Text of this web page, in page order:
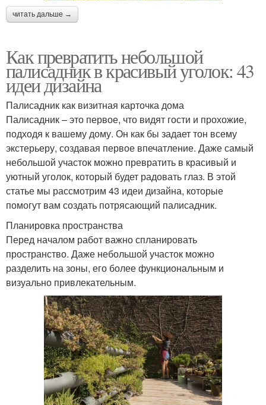
читать дальше →
Как превратить небольшой
палисадник в красивый уголок: 43
идеи дизайна
Палисадник как визитная карточка дома
Палисадник – это первое, что видят гости и прохожие,
подходя к вашему дому. Он как бы задает тон всему
экстерьеру, создавая первое впечатление. Даже самый
небольшой участок можно превратить в красивый и
уютный уголок, который будет радовать глаз. В этой
статье мы рассмотрим 43 идеи дизайна, которые
помогут вам создать потрясающий палисадник.
Планировка пространства
Перед началом работ важно спланировать
пространство. Даже небольшой участок можно
разделить на зоны, его более функциональным и
визуально привлекательным.